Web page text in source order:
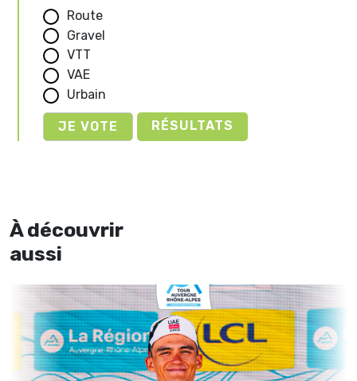
Route
Gravel
VTT
VAE
Urbain
RÉSULTATS
À découvrir
aussi